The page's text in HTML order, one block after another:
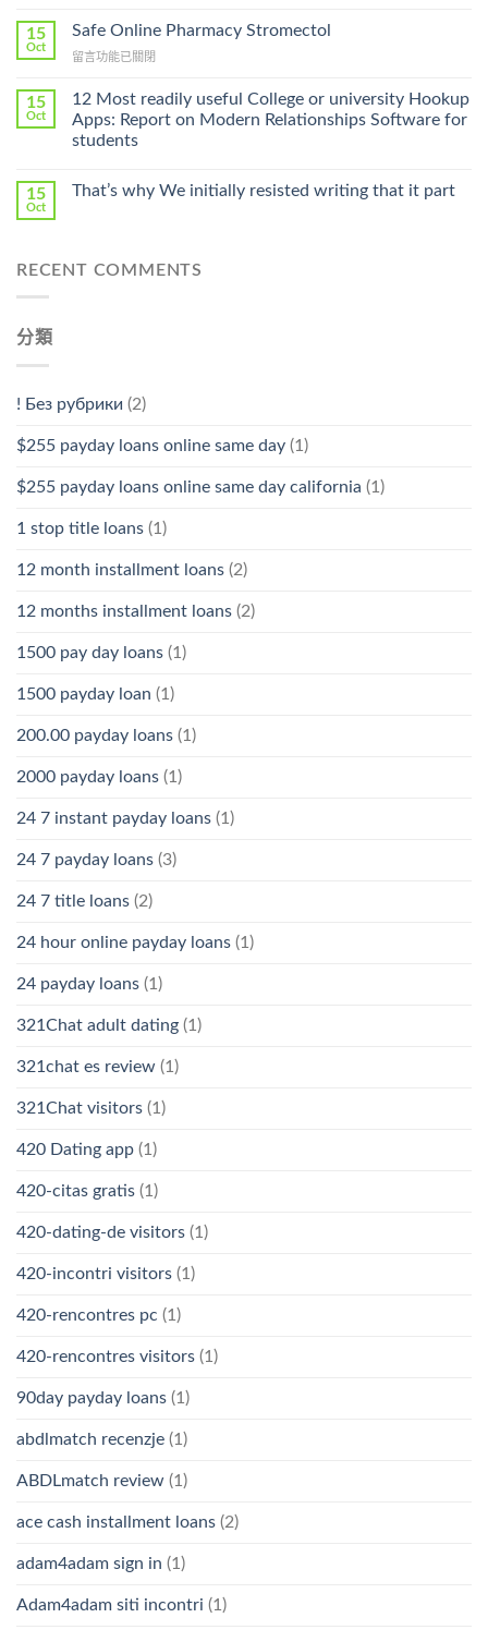
A
Prescription〉
Ilosone
Cheap〉
15
Oct
Safe Online Pharmacy Stromectol
在
Online
Pharmacy
Stromectol〉
中
留言功能已關閉
15
Oct
12 Most readily useful College or university Hookup
Apps: Report on Modern Relationships Software for
students
15
Oct
That’s why We initially resisted writing that it part
RECENT COMMENTS
分類
! Без рубрики (2)
$255 payday loans online same day (1)
$255 payday loans online same day california (1)
1 stop title loans (1)
12 month installment loans (2)
12 months installment loans (2)
1500 pay day loans (1)
1500 payday loan (1)
200.00 payday loans (1)
2000 payday loans (1)
24 7 instant payday loans (1)
24 7 payday loans (3)
24 7 title loans (2)
24 hour online payday loans (1)
24 payday loans (1)
321Chat adult dating (1)
321chat es review (1)
321Chat visitors (1)
420 Dating app (1)
420-citas gratis (1)
420-dating-de visitors (1)
420-incontri visitors (1)
420-rencontres pc (1)
420-rencontres visitors (1)
90day payday loans (1)
abdlmatch recenzje (1)
ABDLmatch review (1)
ace cash installment loans (2)
adam4adam sign in (1)
Adam4adam siti incontri (1)